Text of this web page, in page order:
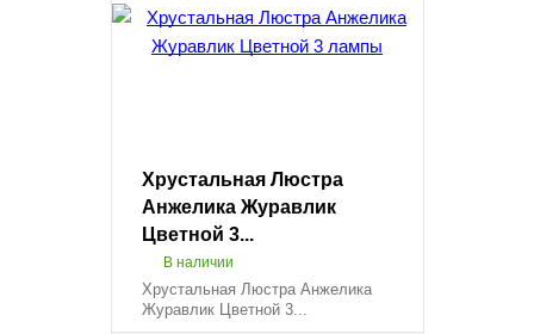
Хрустальная Люстра
Анжелика Журавлик
Цветной 3...
В наличии
Хрустальная Люстра Анжелика
Журавлик Цветной 3...